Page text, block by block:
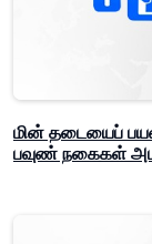
மின் தடையைப்
பவுண் நகைகள்